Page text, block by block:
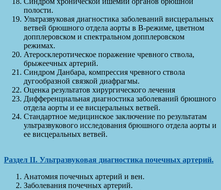
полости.
Ультразвуковая диагностика заболеваний висцеральных
ветвей брюшного отдела аорты в В-режиме, цветном
допплеровском и спектральном допплеровском
режимах.
Атеросклеротическое поражение чревного ствола,
брыжеечных артерий.
Синдром Данбара, компрессия чревного ствола
дугообразной связкой диафрагмы.
Оценка результатов хирургического лечения
Дифференциальная диагностика заболеваний брюшного
отдела аорты и ее висцеральных ветвей.
Стандартное медицинское заключение по результатам
ультразвукового исследования брюшного отдела аорты и
ее висцеральных ветвей.
Раздел II. Ультразвуковая диагностика почечных артерий.
Анатомия почечных артерий и вен.
Заболевания почечных артерий.